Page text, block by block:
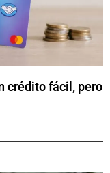
crédito fácil, pero